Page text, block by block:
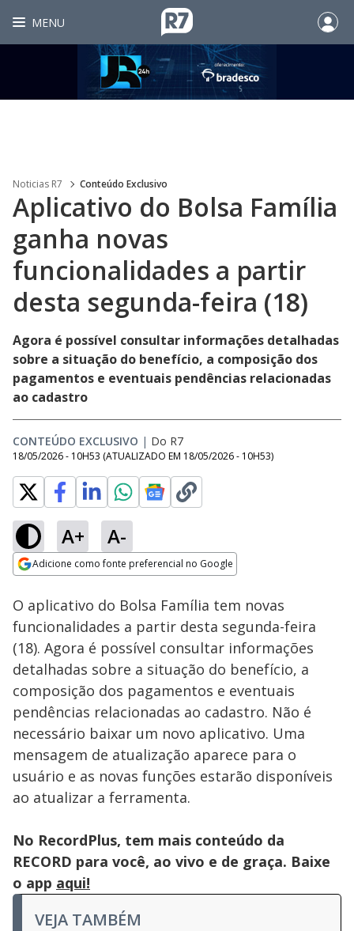
MENU
Noticias R7 Conteúdo Exclusivo
Aplicativo do Bolsa Família
ganha novas
funcionalidades a partir
desta segunda-feira (18)
Agora é possível consultar informações detalhadas
sobre a situação do benefício, a composição dos
pagamentos e eventuais pendências relacionadas
ao cadastro
CONTEÚDO EXCLUSIVO | Do R7
18/05/2026 - 10H53 (ATUALIZADO EM 18/05/2026 - 10H53)
A+ A-
Adicione como fonte preferencial no Google
edição do JR 24 Horas
desta sexta (7)
Ativar
100.00%
O aplicativo do Bolsa Família tem novas
funcionalidades a partir desta segunda-feira
(18). Agora é possível consultar informações
detalhadas sobre a situação do benefício, a
composição dos pagamentos e eventuais
pendências relacionadas ao cadastro. Não é
necessário baixar um novo aplicativo. Uma
mensagem de atualização aparece para o
usuário e as novas funções estarão disponíveis
ao atualizar a ferramenta.
No RecordPlus, tem mais conteúdo da
RECORD para você, ao vivo e de graça. Baixe
o app aqui!
VEJA TAMBÉM